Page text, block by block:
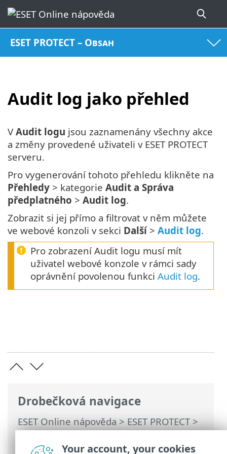
ESET PROTECT – Obsah
Audit log jako přehled
Drobečková navigace
ESET Online nápověda>ESET PROTECT>
Používání ESET PROTECT>Hlavní menu
ESET PROTECT>Přehledy > Audit log jako
V Audit logu jsou zaznamenány všechny akce
a změny provedené uživateli v ESET PROTECT
serveru.
Pro vygenerování tohoto přehledu klikněte na
Přehledy > kategorie Audit a Správa
předplatného > Audit log.
Zobrazit si jej přímo a filtrovat v něm můžete
ve webové konzoli v sekci Další> Audit log.
Pro zobrazení Audit logu musí mít
uživatel webové konzole v rámci sady
oprávnění povolenou funkci Audit log.
Your account, your cookies